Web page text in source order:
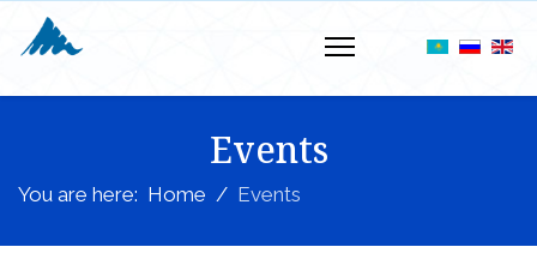
Events
You are here: Home Events